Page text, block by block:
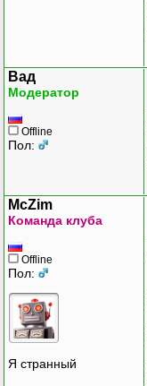
Вад
Модератор
Offline
Пол:
McZim
Команда клуба
Offline
Пол:
Я странный